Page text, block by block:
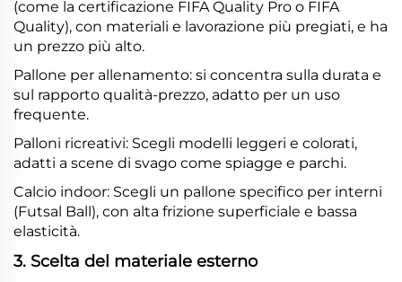
(come la certificazione FIFA Quality Pro o FIFA
Quality), con materiali e lavorazione più pregiati, e ha
un prezzo più alto.
Pallone per allenamento: si concentra sulla durata e
sul rapporto qualità-prezzo, adatto per un uso
frequente.
Palloni ricreativi: Scegli modelli leggeri e colorati,
adatti a scene di svago come spiagge e parchi.
Calcio indoor: Scegli un pallone specifico per interni
(Futsal Ball), con alta frizione superficiale e bassa
elasticità.
3. Scelta del materiale esterno